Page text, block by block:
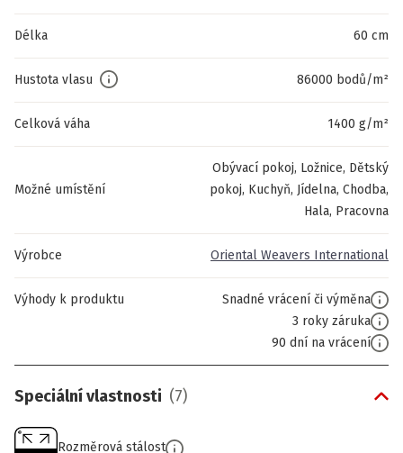
Délka 60 cm
Hustota vlasu 86000 bodů/m²
Celková váha 1400 g/m²
Možné umístění
Obývací pokoj, Ložnice, Dětský
pokoj, Kuchyň, Jídelna, Chodba,
Hala, Pracovna
Výrobce Oriental Weavers International
Výhody k produktu
Snadné vrácení či výměna
3 roky záruka
90 dní na vrácení
Speciální vlastnosti (7)
Rozměrová stálost